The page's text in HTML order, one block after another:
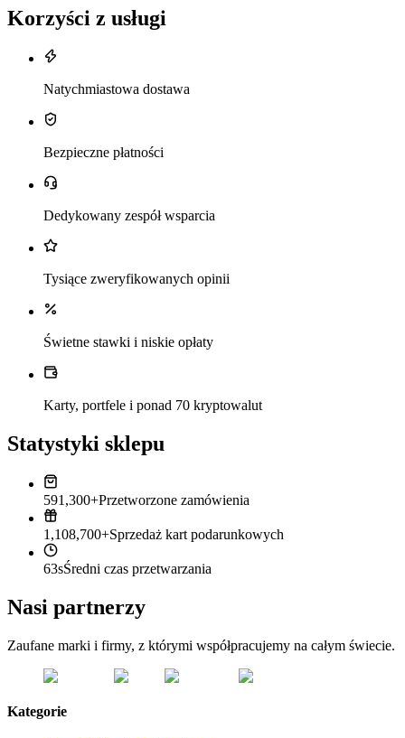
Korzyści z usługi
Natychmiastowa dostawa
Bezpieczne płatności
Dedykowany zespół wsparcia
Tysiące zweryfikowanych opinii
Świetne stawki i niskie opłaty
Karty, portfele i ponad 70 kryptowalut
Statystyki sklepu
591,300+Przetworzone zamówienia
1,108,700+Sprzedaż kart podarunkowych
63sŚredni czas przetwarzania
Nasi partnerzy
Zaufane marki i firmy, z którymi współpracujemy na całym świecie.
Kategorie